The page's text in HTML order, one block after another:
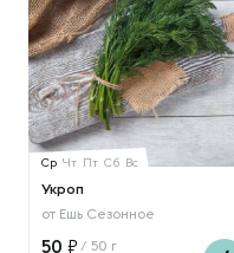
Ср Чт Пт Сб Вс
Укроп
от Ешь Сезонное
50 / 50 г